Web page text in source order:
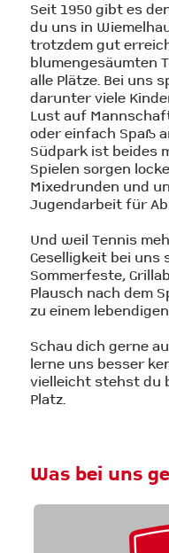
Seit 1950 gibt es
du uns in
trotzdem gut
blumengesäumten
alle Plätze. Bei uns
darunter viele
Lust auf
oder einfach Spaß
Südpark ist beides
Spielen sorgen
Mixedrunden und
Jugendarbeit für
Und weil Tennis
Geselligkeit bei uns
Sommerfeste,
Plausch nach dem
zu einem
Schau dich gerne
lerne uns besser
vielleicht stehst du
Platz.
Was bei uns